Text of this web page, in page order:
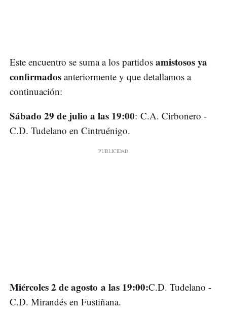
Este encuentro se suma a los partidos amistosos ya
confirmados anteriormente y que detallamos a
continuación:
Sábado 29 de julio a las 19:00: C.A. Cirbonero -
C.D. Tudelano en Cintruénigo.
Miércoles 2 de agosto a las 19:00:C.D. Tudelano -
C.D. Mirandés en Fustiñana.